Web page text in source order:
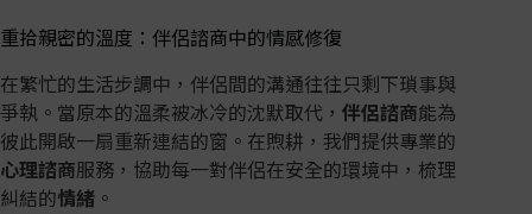
重拾親密的溫度：伴侶諮商中的情感修復
在繁忙的生活步調中，伴侶間的溝通往往只剩下瑣事與
爭執。當原本的溫柔被冰冷的沈默取代， 伴侶諮商能為
彼此開啟一扇重新連結的窗。在煦耕，我們提供專業的
心理諮商服務，協助每一對伴侶在安全的環境中，梳理
糾結的情緒 。